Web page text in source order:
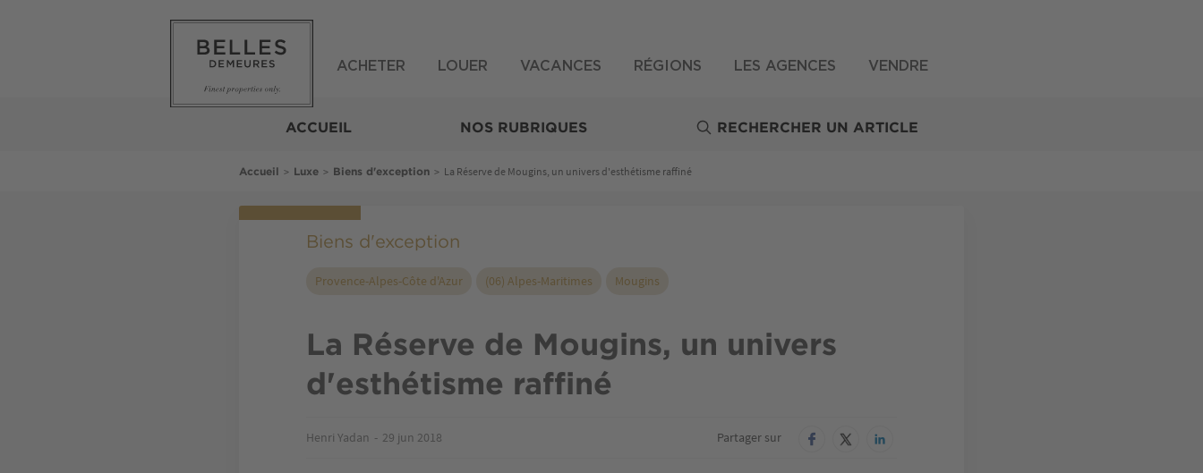
ACHETER LOUER VACANCES RÉGIONS LES AGENCES VENDRE
ACCUEIL NOS RUBRIQUES RECHERCHER UN ARTICLE
Fil
Accueil > Luxe > Biens d'exception > La Réserve de Mougins, un univers d'esthétisme raffiné
Biens d'exception
Provence-Alpes-Côte d'Azur (06) Alpes-Maritimes Mougins
La Réserve de Mougins, un univers
d'esthétisme raffiné
Henri Yadan 29 jun 2018 Partager sur